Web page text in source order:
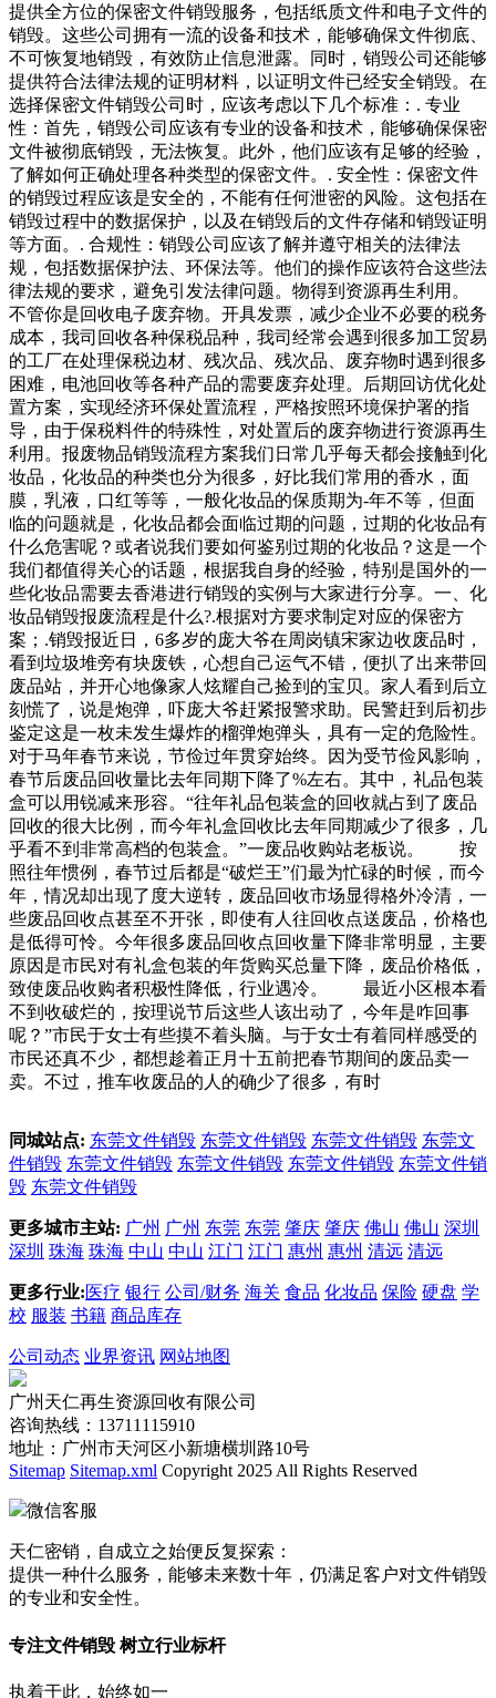
提供全方位的保密文件销毁服务，包括纸质文件和电子文件的
销毁。这些公司拥有一流的设备和技术，能够确保文件彻底、
不可恢复地销毁，有效防止信息泄露。同时，销毁公司还能够
提供符合法律法规的证明材料，以证明文件已经安全销毁。在
选择保密文件销毁公司时，应该考虑以下几个标准：. 专业
性：首先，销毁公司应该有专业的设备和技术，能够确保保密
文件被彻底销毁，无法恢复。此外，他们应该有足够的经验，
了解如何正确处理各种类型的保密文件。. 安全性：保密文件
的销毁过程应该是安全的，不能有任何泄密的风险。这包括在
销毁过程中的数据保护，以及在销毁后的文件存储和销毁证明
等方面。. 合规性：销毁公司应该了解并遵守相关的法律法
规，包括数据保护法、环保法等。他们的操作应该符合这些法
律法规的要求，避免引发法律问题。物得到资源再生利用。
不管你是回收电子废弃物。开具发票，减少企业不必要的税务
成本，我司回收各种保税品种，我司经常会遇到很多加工贸易
的工厂在处理保税边材、残次品、残次品、废弃物时遇到很多
困难，电池回收等各种产品的需要废弃处理。后期回访优化处
置方案，实现经济环保处置流程，严格按照环境保护署的指
导，由于保税料件的特殊性，对处置后的废弃物进行资源再生
利用。报废物品销毁流程方案我们日常几乎每天都会接触到化
妆品，化妆品的种类也分为很多，好比我们常用的香水，面
膜，乳液，口红等等，一般化妆品的保质期为-年不等，但面
临的问题就是，化妆品都会面临过期的问题，过期的化妆品有
什么危害呢？或者说我们要如何鉴别过期的化妆品？这是一个
我们都值得关心的话题，根据我自身的经验，特别是国外的一
些化妆品需要去香港进行销毁的实例与大家进行分享。一、化
妆品销毁报废流程是什么?.根据对方要求制定对应的保密方
案；.销毁报近日，6多岁的庞大爷在周岗镇宋家边收废品时，
看到垃圾堆旁有块废铁，心想自己运气不错，便扒了出来带回
废品站，并开心地像家人炫耀自己捡到的宝贝。家人看到后立
刻慌了，说是炮弹，吓庞大爷赶紧报警求助。民警赶到后初步
鉴定这是一枚未发生爆炸的榴弹炮弹头，具有一定的危险性。
对于马年春节来说，节俭过年贯穿始终。因为受节俭风影响，
春节后废品回收量比去年同期下降了%左右。其中，礼品包装
盒可以用锐减来形容。“往年礼品包装盒的回收就占到了废品
回收的很大比例，而今年礼盒回收比去年同期减少了很多，几
乎看不到非常高档的包装盒。”一废品收购站老板说。 按
照往年惯例，春节过后都是“破烂王”们最为忙碌的时候，而今
年，情况却出现了度大逆转，废品回收市场显得格外冷清，一
些废品回收点甚至不开张，即使有人往回收点送废品，价格也
是低得可怜。今年很多废品回收点回收量下降非常明显，主要
原因是市民对有礼盒包装的年货购买总量下降，废品价格低，
致使废品收购者积极性降低，行业遇冷。 最近小区根本看
不到收破烂的，按理说节后这些人该出动了，今年是咋回事
呢？”市民于女士有些摸不着头脑。与于女士有着同样感受的
市民还真不少，都想趁着正月十五前把春节期间的废品卖一
卖。不过，推车收废品的人的确少了很多，有时
同城站点: 东莞文件销毁 东莞文件销毁 东莞文件销毁 东莞文
件销毁 东莞文件销毁 东莞文件销毁 东莞文件销毁 东莞文件销
毁 东莞文件销毁
更多城市主站: 广州 广州 东莞 东莞 肇庆 肇庆 佛山 佛山 深圳
深圳 珠海 珠海 中山 中山 江门 江门 惠州 惠州 清远 清远
更多行业: 医疗 银行 公司/财务 海关 食品 化妆品 保险 硬盘 学
校 服装 书籍 商品库存
公司动态 业界资讯 网站地图
广州天仁再生资源回收有限公司
咨询热线：13711115910
地址：广州市天河区小新塘横圳路10号
Sitemap Sitemap.xml Copyright 2025 All Rights Reserved
微信客服
天仁密销，自成立之始便反复探索：
提供一种什么服务，能够未来数十年，仍满足客户对文件销毁
的专业和安全性。
专注文件销毁 树立行业标杆
执着于此，始终如一